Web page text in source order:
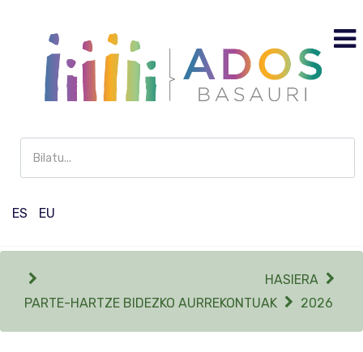
ES
EU
HASIERA
PARTE-HARTZE BIDEZKO AURREKONTUAK
2026